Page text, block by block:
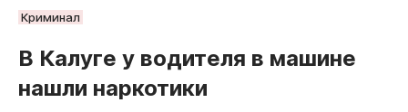
РУБРИКИ
Новости компаний
Статьи
Криминал
В Калуге у водителя в машине
нашли наркотики